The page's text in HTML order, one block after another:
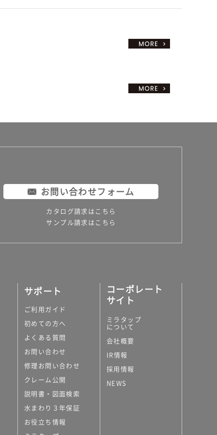
お問い合わせフォーム
カタログ請求はこちら
サンプル請求はこちら
サポート
ご利用ガイド
初めての方へ
よくある質問
お問い合わせ
修理お問い合わせ
クレーム公開
説明書・図面検索
水まわり３年保証
お役立ち情報
コーポレート
サイト
ミラタップ
について
会社概要
IR情報
採用情報
NEWS